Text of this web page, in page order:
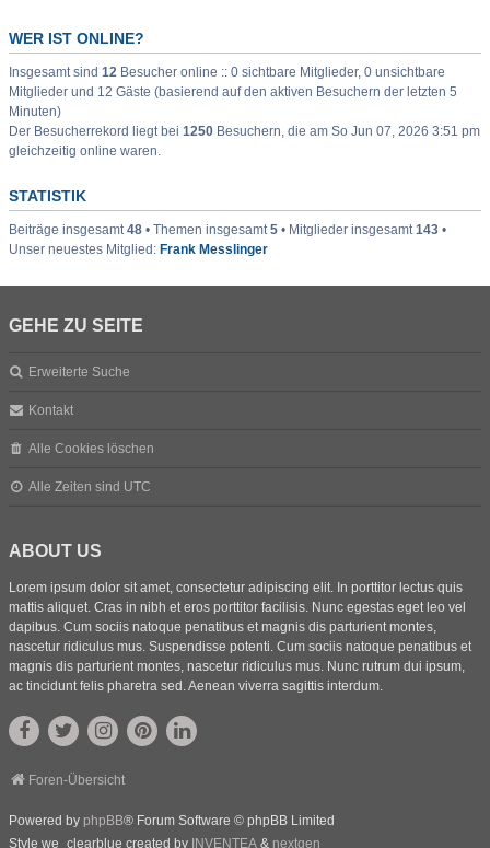
WER IST ONLINE?
Insgesamt sind 12 Besucher online :: 0 sichtbare Mitglieder, 0 unsichtbare
Mitglieder und 12 Gäste (basierend auf den aktiven Besuchern der letzten 5
Minuten)
Der Besucherrekord liegt bei 1250 Besuchern, die am So Jun 07, 2026 3:51 pm
gleichzeitig online waren.
STATISTIK
Beiträge insgesamt48 • Themen insgesamt5 • Mitglieder insgesamt143 •
Unser neuestes Mitglied: Frank Messlinger
GEHE ZU SEITE
Erweiterte Suche
Kontakt
Alle Cookies löschen
Alle Zeiten sind UTC
ABOUT US
Lorem ipsum dolor sit amet, consectetur adipiscing elit. In porttitor lectus quis
mattis aliquet. Cras in nibh et eros porttitor facilisis. Nunc egestas eget leo vel
dapibus. Cum sociis natoque penatibus et magnis dis parturient montes,
nascetur ridiculus mus. Suspendisse potenti. Cum sociis natoque penatibus et
magnis dis parturient montes, nascetur ridiculus mus. Nunc rutrum dui ipsum,
ac tincidunt felis pharetra sed. Aenean viverra sagittis interdum.
Foren-Übersicht
Powered by phpBB® Forum Software © phpBB Limited
Style we_clearblue created by INVENTEA & nextgen